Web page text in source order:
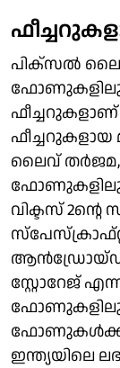
പിക്‌സല്‍
ലൈവ് തര്‍ജമ,
ഫോണുകളിലും
വിക്ടസ്
ആന്‍ഡ്രോയ്ഡ്
സ്റ്റോറേജ്
ഫോണുകളിലും
ഇന്ത്യയിലെ